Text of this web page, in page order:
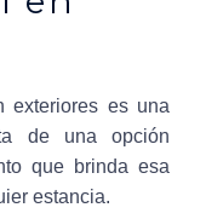
exteriores es una
de una opción
que brinda esa
estancia.